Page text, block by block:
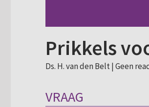
Prikkels
Ds. H. van den Belt | Geen
VRAAG